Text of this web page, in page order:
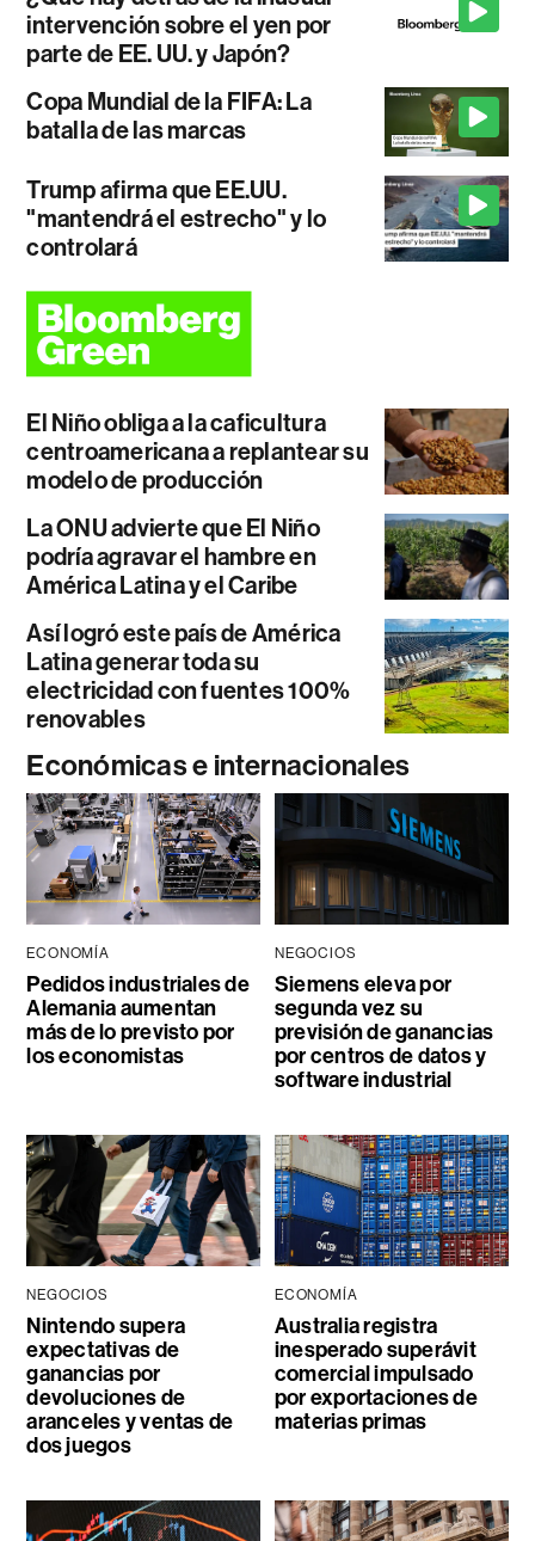
intervención sobre el yen por
parte de EE. UU. y Japón?
Copa Mundial de la FIFA: La
batalla de las marcas
Trump afirma que EE.UU.
"mantendrá el estrecho" y lo
controlará
El Niño obliga a la caficultura
centroamericana a replantear su
modelo de producción
La ONU advierte que El Niño
podría agravar el hambre en
América Latina y el Caribe
Así logró este país de América
Latina generar toda su
electricidad con fuentes 100%
renovables
Económicas e internacionales
ECONOMÍA
Pedidos industriales de
Alemania aumentan
más de lo previsto por
los economistas
NEGOCIOS
Siemens eleva por
segunda vez su
previsión de ganancias
por centros de datos y
software industrial
NEGOCIOS
Nintendo supera
expectativas de
ganancias por
devoluciones de
aranceles y ventas de
dos juegos
ECONOMÍA
Australia registra
inesperado superávit
comercial impulsado
por exportaciones de
materias primas